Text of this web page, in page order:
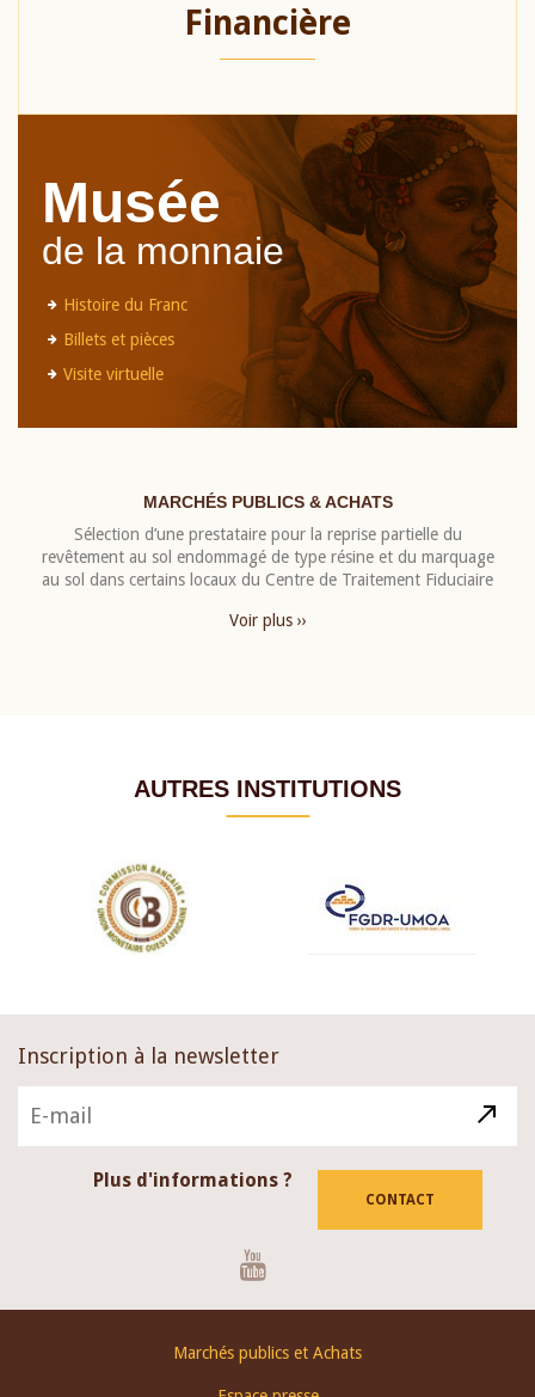
Financière
Musée
de la monnaie
Histoire du Franc
Billets et pièces
Visite virtuelle
MARCHÉS PUBLICS & ACHATS
Sélection d’une prestataire pour la reprise partielle du
revêtement au sol endommagé de type résine et du marquage
au sol dans certains locaux du Centre de Traitement Fiduciaire
Voir plus ››
AUTRES INSTITUTIONS
Inscription à la newsletter
Plus d'informations ?
CONTACT
Marchés publics et Achats